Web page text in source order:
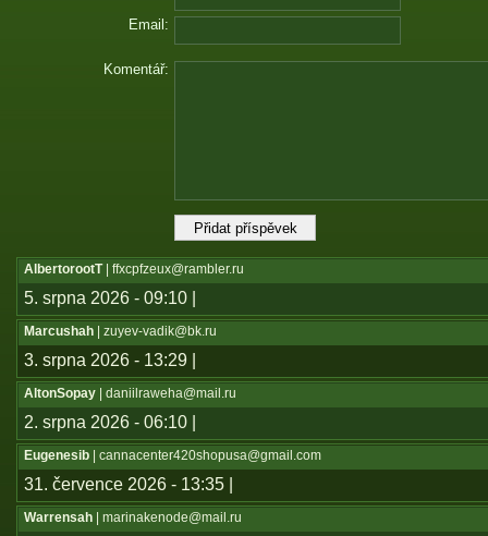
Email:
Komentář:
AlbertorootT| ffxcpfzeux@rambler.ru
5. srpna 2026 - 09:10 |
Marcushah | zuyev-vadik@bk.ru
3. srpna 2026 - 13:29 |
AltonSopay | daniilraweha@mail.ru
2. srpna 2026 - 06:10 |
Eugenesib | cannacenter420shopusa@gmail.com
31. července 2026 - 13:35 |
Warrensah | marinakenode@mail.ru